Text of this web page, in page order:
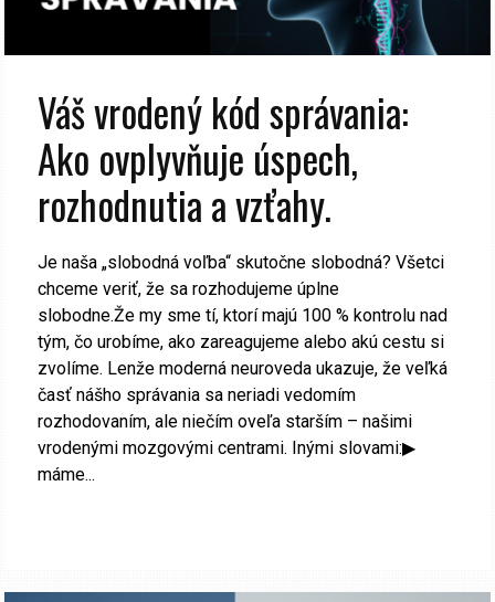
Váš vrodený kód správania:
Ako ovplyvňuje úspech,
rozhodnutia a vzťahy.
Je naša „slobodná voľba“ skutočne slobodná? Všetci
chceme veriť, že sa rozhodujeme úplne
slobodne.Že my sme tí, ktorí majú 100 % kontrolu nad
tým, čo urobíme, ako zareagujeme alebo akú cestu si
zvolíme. Lenže moderná neuroveda ukazuje, že veľká
časť nášho správania sa neriadi vedomím
rozhodovaním, ale niečím oveľa starším – našimi
vrodenými mozgovými centrami. Inými slovami:▶
máme...